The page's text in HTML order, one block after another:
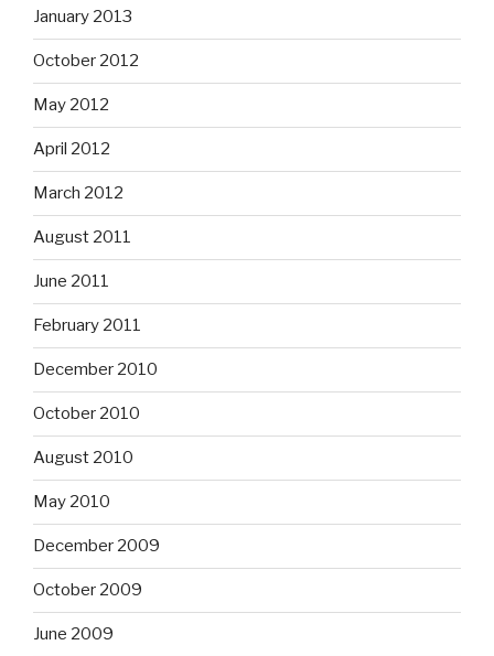
January 2013
October 2012
May 2012
April 2012
March 2012
August 2011
June 2011
February 2011
December 2010
October 2010
August 2010
May 2010
December 2009
October 2009
June 2009